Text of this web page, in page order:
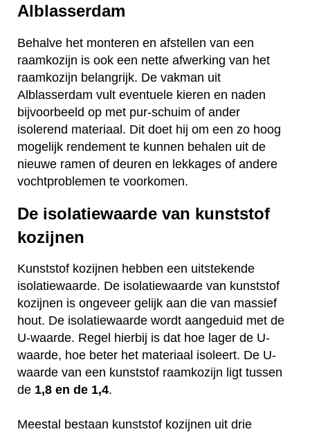
Alblasserdam
Behalve het monteren en afstellen van een
raamkozijn is ook een nette afwerking van het
raamkozijn belangrijk. De vakman uit
Alblasserdam vult eventuele kieren en naden
bijvoorbeeld op met pur-schuim of ander
isolerend materiaal. Dit doet hij om een zo hoog
mogelijk rendement te kunnen behalen uit de
nieuwe ramen of deuren en lekkages of andere
vochtproblemen te voorkomen.
De isolatiewaarde van kunststof
kozijnen
Kunststof kozijnen hebben een uitstekende
isolatiewaarde. De isolatiewaarde van kunststof
kozijnen is ongeveer gelijk aan die van massief
hout. De isolatiewaarde wordt aangeduid met de
U-waarde. Regel hierbij is dat hoe lager de U-
waarde, hoe beter het materiaal isoleert. De U-
waarde van een kunststof raamkozijn ligt tussen
de 1,8 en de 1,4.
Meestal bestaan kunststof kozijnen uit drie